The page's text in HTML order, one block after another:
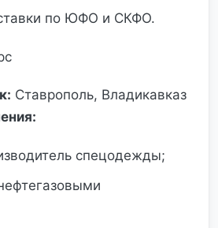
по ЮФО и СКФО.
Ставрополь, Владикавказ
спецодежды;